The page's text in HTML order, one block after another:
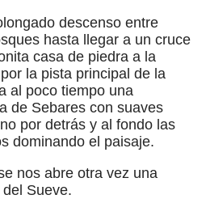
descenso entre
hasta llegar a un cruce
casa de piedra a la
la pista principal de la
al poco tiempo una
de Sebares con suaves
por detrás y al fondo las
dominando el paisaje.
nos abre otra vez una
Sueve.